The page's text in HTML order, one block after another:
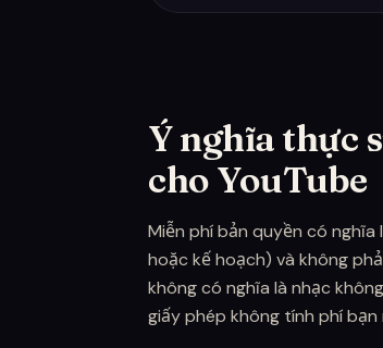
Ý nghĩa thực
cho YouTube
Miễn phí bản quyền có
hoặc kế hoạch) và không
không có nghĩa là nhạc
giấy phép không tính phí